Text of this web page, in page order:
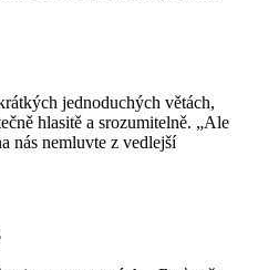
jednoduchých větách,
hlasitě a srozumitelně. „Ale
nás nemluvte z vedlejší